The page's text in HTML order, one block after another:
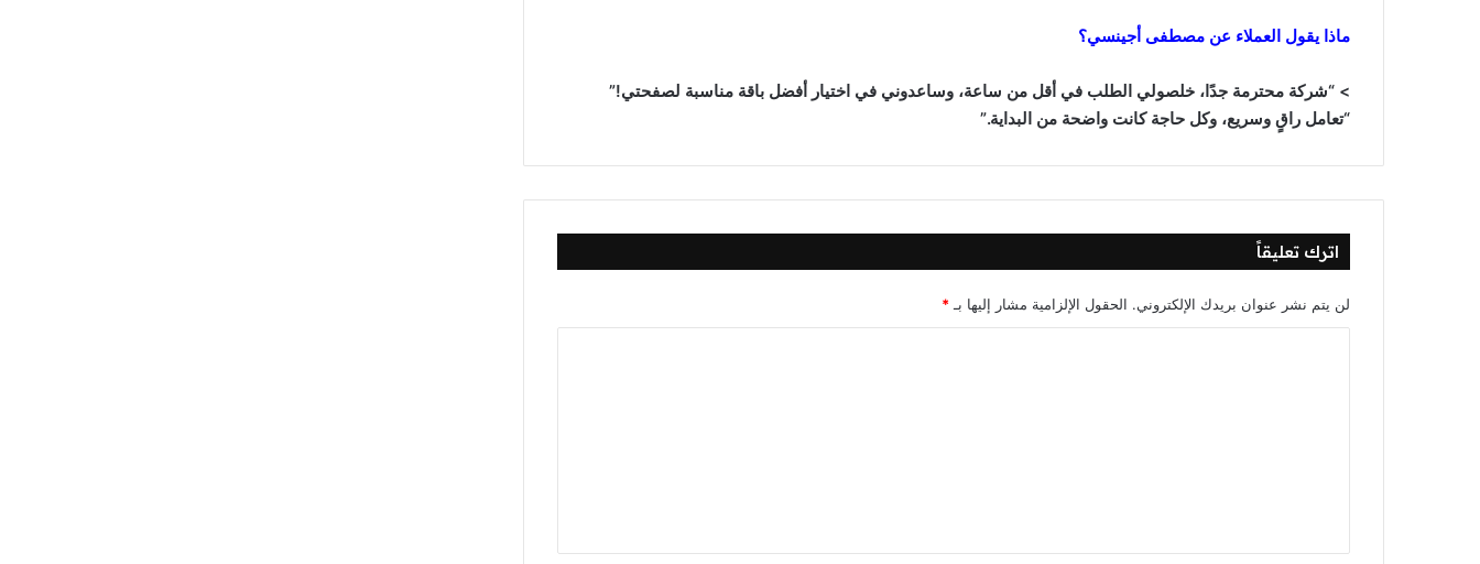
ماذا يقول العملاء عن مصطفى أجينسي؟
> “شركة محترمة جدًا، خلصولي الطلب في أقل من ساعة، وساعدوني في اختيار أفضل باقة مناسبة لصفحتي!”
“تعامل راقٍ وسريع، وكل حاجة كانت واضحة من البداية.”
اترك تعليقاً
لن يتم نشر عنوان بريدك الإلكتروني. الحقول الإلزامية مشار إليها بـ *